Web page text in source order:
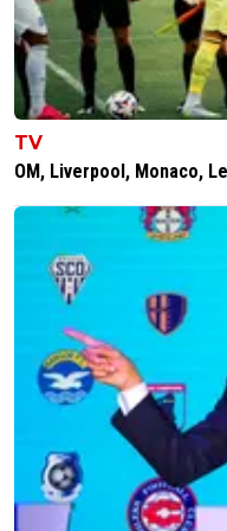
J'aime vraiment.
0 Répondre
D'habitude le
Répondre
Purement
c'est moche
2
valdo 09 juin 2026 à 10:22
Je suis mal placé
de l'OL mais si je
si j'aime bien les
TV
OM, Liverpool, Monaco,